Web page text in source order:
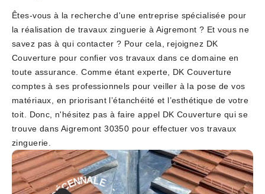
Êtes-vous à la recherche d'une entreprise spécialisée pour
la réalisation de travaux zinguerie à Aigremont ? Et vous ne
savez pas à qui contacter ? Pour cela, rejoignez DK
Couverture pour confier vos travaux dans ce domaine en
toute assurance. Comme étant experte, DK Couverture
comptes à ses professionnels pour veiller à la pose de vos
matériaux, en priorisant l’étanchéité et l’esthétique de votre
toit. Donc, n'hésitez pas à faire appel DK Couverture qui se
trouve dans Aigremont 30350 pour effectuer vos travaux
zinguerie.
NALE - GAR